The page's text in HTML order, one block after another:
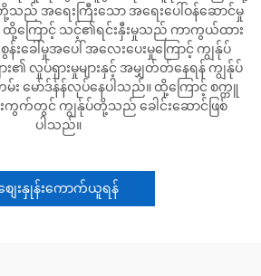
သည် အရေးကြီးသော အရေးပေါ်ဝန်ဆောင်မှု
ထို့ကြောင့် သင့်၏ရင်းနှီးမှုသည် ကာကွယ်ထား
ခေါ်မှုအပေါ် အလေးပေးမှုကြောင့် ကျွန်ုပ်
၏ လှုပ်ရှားမှုများနှင့် အမျှတ်တ်နေရန် ကျွန်ုပ်
း မော်ဒ်န်န်လုပ်နေပါသည်။ ထို့ကြောင့် စက္ကူ
ကွက်တွင် ကျွန်ုပ်တို့သည် ခေါင်းဆောင်ဖြစ်
ပါသည်။
ျေးနှုန်းကောက်ယူရန်